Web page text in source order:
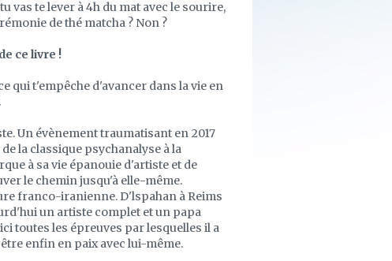
te lever à 4h du mat avec le sourire,
de thé matcha ? Non ?
ce livre !
qui t'empêche d'avancer dans la vie en
Un évènement traumatisant en 2017
la classique psychanalyse à la
à sa vie épanouie d'artiste et de
le chemin jusqu'à elle-même.
franco-iranienne. D'lspahan à Reims
un artiste complet et un papa
toutes les épreuves par lesquelles il a
enfin en paix avec lui-même.